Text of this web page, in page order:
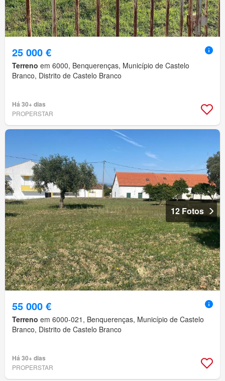
25 000 €
Terreno em 6000, Benquerenças, Município de Castelo
Branco, Distrito de Castelo Branco
Há 30+ dias
PROPERSTAR
12 Fotos
55 000 €
Terreno em 6000-021, Benquerenças, Município de Castelo
Branco, Distrito de Castelo Branco
Há 30+ dias
PROPERSTAR